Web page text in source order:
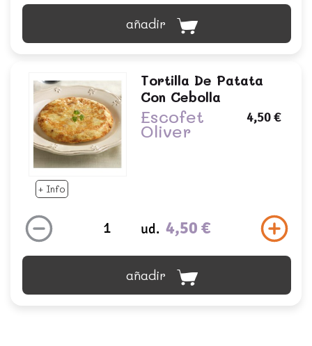
añadir
+ Info
Tortilla De Patata
Con Cebolla
Escofet
Oliver
4,50 €
ud. 4,50 €
añadir